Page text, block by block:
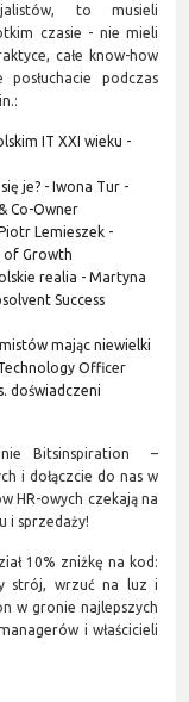
to musieli
czasie - nie mieli
całe know-how
podczas
IT XXI wieku -
je? - Iwona Tur -
Co-Owner
Lemieszek -
of Growth
realia - Martyna
Success
mając niewielki
Officer
doświadczeni
Bitsinspiration –
i dołączcie do nas w
HR-owych czekają na
i sprzedaży!
10% zniżkę na kod:
strój, wrzuć na luz i
w gronie najlepszych
i właścicieli